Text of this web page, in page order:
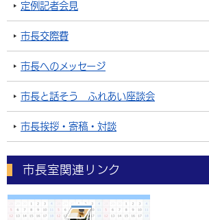
定例記者会見
市長交際費
市長へのメッセージ
市長と話そう ふれあい座談会
市長挨拶・寄稿・対談
市長室関連リンク